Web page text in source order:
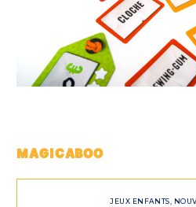
MAGICABOO
JEUX ENFANTS